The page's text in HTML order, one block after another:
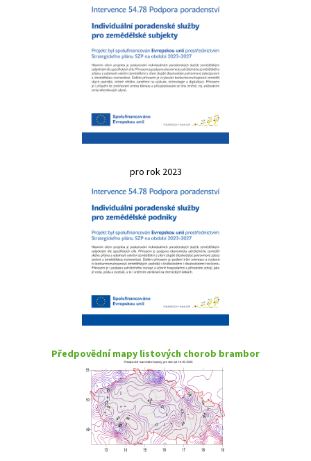
pro rok 2023
Předpovědní mapy listových chorob brambor